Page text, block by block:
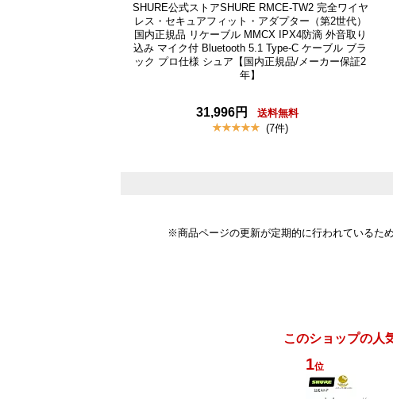
SHURE公式ストアSHURE RMCE-TW2 完全ワイヤ
レス・セキュアフィット・アダプター（第2世代）
国内正規品 リケーブル MMCX IPX4防滴 外音取り
込み マイク付 Bluetooth 5.1 Type-C ケーブル ブラ
ック プロ仕様 シュア【国内正規品/メーカー保証2
年】
31,996円 送料無料
(7件)
※商品ページの更新が定期的に行われているた
このショップの人
1位